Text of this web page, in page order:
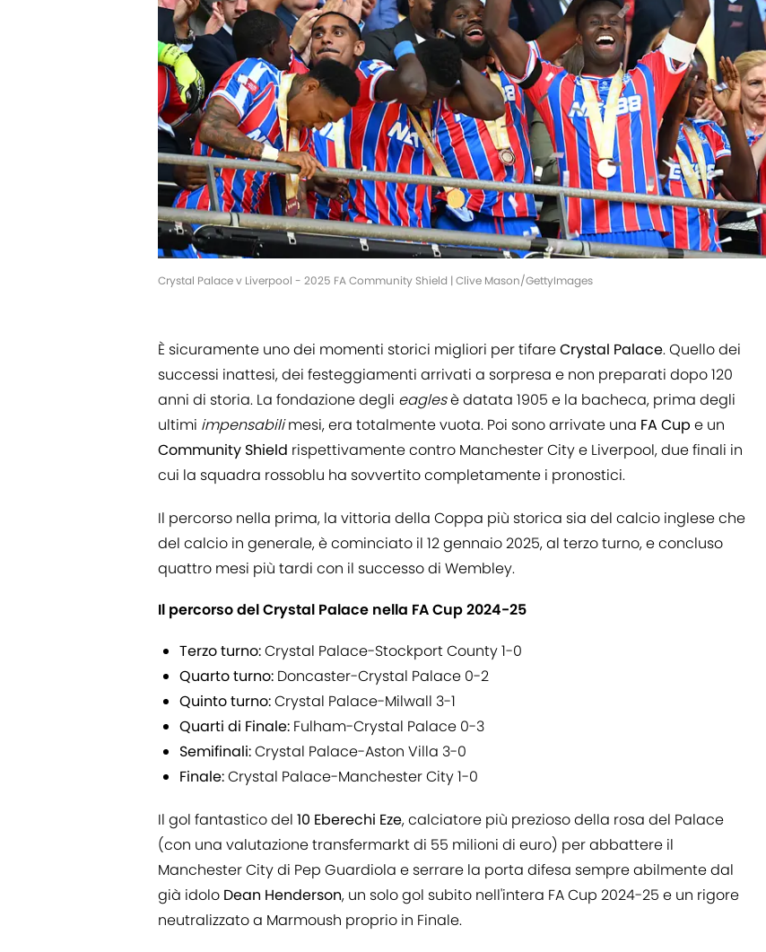
Crystal Palace v Liverpool - 2025 FA Community Shield | Clive Mason/GettyImages
È sicuramente uno dei momenti storici migliori per tifareCrystal Palace. Quello dei
successi inattesi, dei festeggiamenti arrivati a sorpresa e non preparati dopo 120
anni di storia. La fondazione degli eaglesè datata 1905 e la bacheca, prima degli
ultimi impensabilimesi, era totalmente vuota. Poi sono arrivate una FA Cup e un
Community Shield rispettivamente contro Manchester City e Liverpool, due finali in
cui la squadra rossoblu ha sovvertito completamente i pronostici.
Il percorso nella prima, la vittoria della Coppa più storica sia del calcio inglese che
del calcio in generale, è cominciato il 12 gennaio 2025, al terzo turno, e concluso
quattro mesi più tardi con il successo di Wembley.
Il percorso del Crystal Palace nella FA Cup 2024-25
Terzo turno:Crystal Palace-Stockport County 1-0
Quarto turno: Doncaster-Crystal Palace 0-2
Quinto turno:Crystal Palace-Milwall 3-1
Quarti di Finale: Fulham-Crystal Palace 0-3
Semifinali:Crystal Palace-Aston Villa 3-0
Finale:Crystal Palace-Manchester City 1-0
Il gol fantastico del 10 Eberechi Eze, calciatore più prezioso della rosa del Palace
(con una valutazione transfermarkt di 55 milioni di euro) per abbattere il
Manchester City di Pep Guardiola e serrare la porta difesa sempre abilmente dal
già idolo Dean Henderson, un solo gol subito nell'intera FA Cup 2024-25 e un rigore
neutralizzato a Marmoush proprio in Finale.